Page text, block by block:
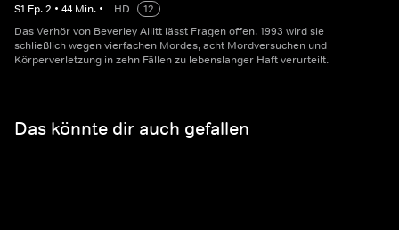
S1 Ep.2 • 44 Min. • HD
12
Das Verhör von Beverley Allitt lässt Fragen offen. 1993 wird sie
schließlich wegen vierfachen Mordes, acht Mordversuchen und
Körperverletzung in zehn Fällen zu lebenslanger Haft verurteilt.
Das könnte dir auch gefallen